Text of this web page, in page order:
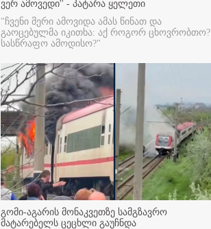
ვერ ამოვედი'' - პატარა ყელეთი
"ჩვენი მერი ამოვიდა ამას წინათ და
გაოცებულმა იკითხა: აქ როგორ ცხოვრობთო?
სასწრაფო ამოდისო?"
გომი-აგარის მონაკვეთზე სამგზავრო
მატარებელს ცეცხლი გაუჩნდა